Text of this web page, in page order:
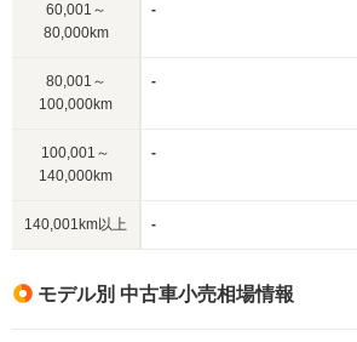
60,001～
80,000km
-
80,001～
100,000km
-
100,001～
140,000km
-
140,001km以上 -
モデル別 中古車小売相場情報